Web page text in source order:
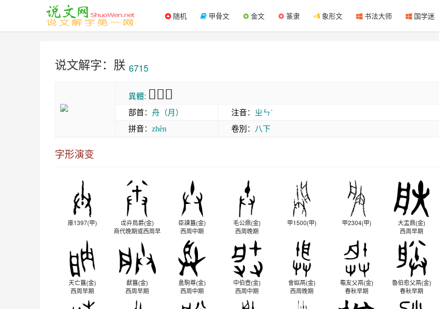
随机 甲骨文 金文 篆隶 象形文 书法大师 国学迷
说文解字：朕 6715
異體: 𦩎𦨶𣍹
部首： 舟（月） 注音： ㄓㄣˋ
拼音： zhèn 卷別： 八下
字形演变
庫1397(甲)
戉灷鳥爵(金)
商代晚期或西周早
臣諫簋(金)
西周中期
毛公鼎(金)
西周晚期
甲1500(甲) 甲2304(甲)
大盂鼎(金)
西周早期
天亡簋(金)
西周早期
獻簋(金)
西周早期
盠駒尊(金)
西周中期
中伯壺(金)
西周中期
會姒鬲(金)
西周晚期
鼄友父鬲(金)
春秋早期
魯伯愈父鬲(金)
春秋早期